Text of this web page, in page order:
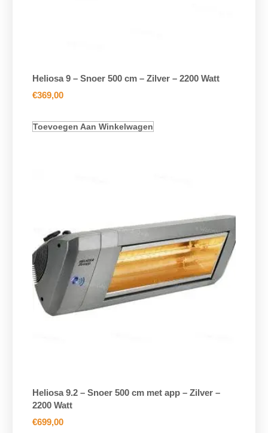
Heliosa 9 – Snoer 500 cm – Zilver – 2200 Watt
€369,00
Toevoegen Aan Winkelwagen
Heliosa 9.2 – Snoer 500 cm met app – Zilver –
2200 Watt
€699,00